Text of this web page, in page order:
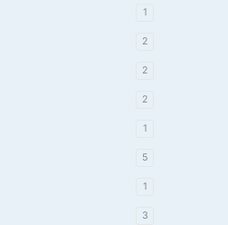
1
2
2
2
1
5
1
3